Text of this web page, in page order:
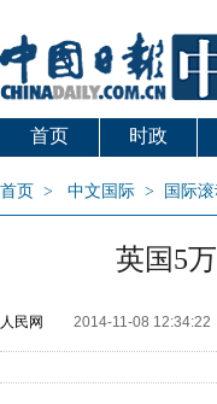
首页 时政
首页 > 中文国际 > 国际
英国5
人民网 2014-11-08 12:34:22